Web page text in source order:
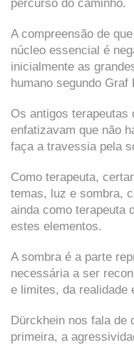
percurso do caminho.
A compreensão de
núcleo essencial é
inicialmente as
humano segundo Graf
Os antigos terapeutas
enfatizavam que não
faça a travessia pela
Como terapeuta,
temas, luz e sombra,
ainda como terapeuta
estes elementos.
A sombra é a parte
necessária a ser
e limites, da realidade
Dürckhein nos fala de
primeira, a